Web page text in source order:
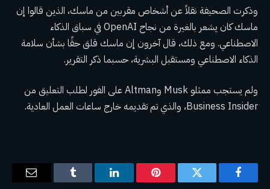
وذكرت الصحيفة نقلاً عن أشخاص مقربين من ماسك، الذين قالوا إن
ماسك كان يشعر بالغيرة من نجاح OpenAI في سباق الذكاء
الاصطناعي. ومع ذلك، قال آخرون إن ماسك قلق حقًا بشأن سلامة
الذكاء الاصطناعي ومستقبل البشرية، حسبما ذكر التقرير.
ولم يستجب ممثلو Musk وAltman على الفور لطلب التعليق من
Business Insider، والذي تم تقديمه خارج ساعات العمل العادية.
فيسبوك تويتر بينتيريستلينكدإن Tumblr البريد